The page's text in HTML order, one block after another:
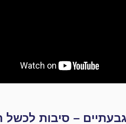
– סיבות לכשל